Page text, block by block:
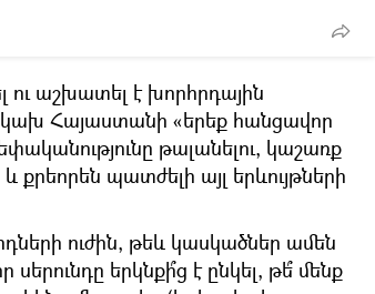
ու աշխատել է խորհրդային
Հայաստանի «երեք հանցավոր
թալանելու, կաշառք
քրեորեն պատժելի այլ երևույթների
ուժին, թեև կասկածներ ամեն
երկնքի՞ց է ընկել, թե՞ մենք